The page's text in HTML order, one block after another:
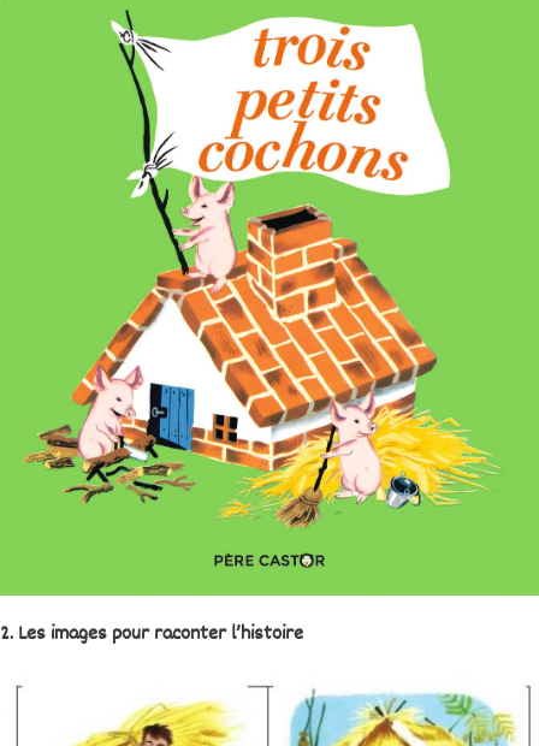
2. Les images pour raconter l’histoire